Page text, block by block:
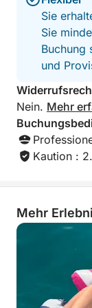
wenigen
Meeres.
erforderlich:
sodass Sie
Sie
Sie
Buchung
und
Nein. Mehr
Kaution :
Mehr